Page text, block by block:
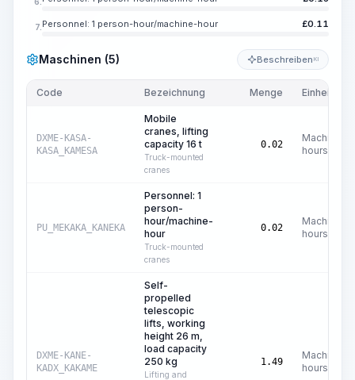
7. Personnel: 1 person-hour/machine-hour £0.11
Maschinen (5) Beschreiben KI
Code Bezeichnung Menge Einheit
DXME-KASA-
KASA_KAMESA
Mobile
cranes, lifting
capacity 16 t
Truck-mounted
cranes
0.02
Machine
hours
PU_MEKAKA_KANEKA
Personnel: 1
person-
hour/machine-
hour
Truck-mounted
cranes
0.02
Machine
hours
DXME-KANE-
KADX_KAKAME
Self-
propelled
telescopic
lifts, working
height 26 m,
load capacity
250 kg
Lifting and
1.49
Machine
hours